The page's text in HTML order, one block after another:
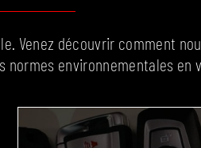
Venez découvrir comment
environnementales en